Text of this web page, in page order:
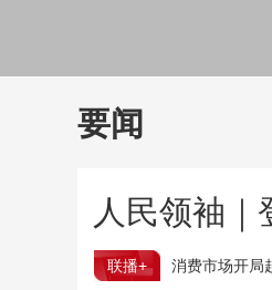
要闻
人民领袖
联播+ 消费市场开局